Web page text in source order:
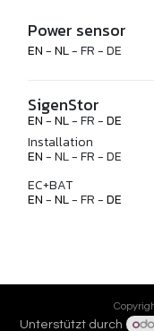
Power sensor
EN-NL- FR - DE
SigenStor
EN-NL- FR -DE
Installation
EN- NL - FR - DE
EC+BAT
EN-NL- FR -DE
Unterstützt durch